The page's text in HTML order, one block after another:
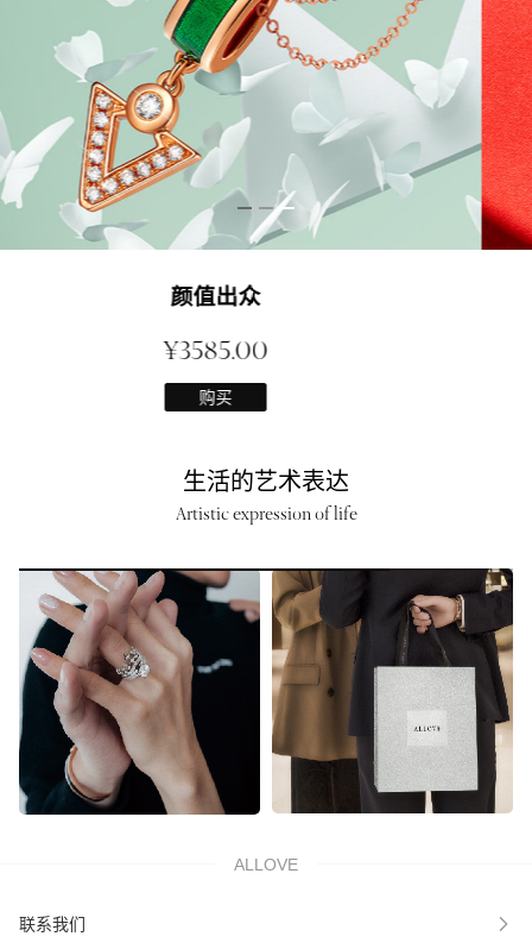
红唇项链
¥2999.00
生活的艺术表达
Artistic expression of life
ALLOVE
联系我们